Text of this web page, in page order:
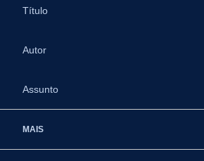
Título
Autor
Assunto
MAIS